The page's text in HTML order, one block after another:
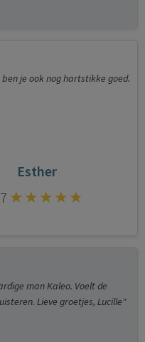
je ook nog hartstikke goed.
Esther
man Kaleo. Voelt de
Lieve groetjes, Lucille"